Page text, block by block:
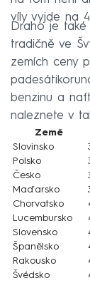
víly vyjde na
Draho je také
tradičně ve
zemích ceny
benzinu a
naleznete v
Země
Slovinsko
Polsko
Česko
Maďarsko
Chorvatsko
Lucembursko
Slovensko
Španělsko
Rakousko
Švédsko